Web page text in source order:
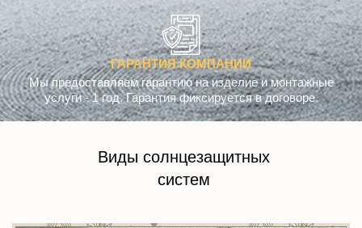
ГАРАНТИЯ КОМПАНИИ
Мы предоставляем гарантию на изделие и монтажные
услуги - 1 год. Гарантия фиксируется в договоре.
Виды солнцезащитных
систем